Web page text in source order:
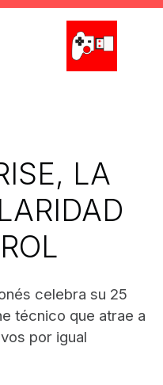
La Cacharrería
LA
celebra su 25
técnico que atrae a
por igual